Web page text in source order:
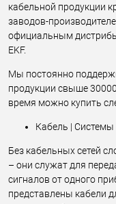
кабельной продукции
заводов-
официальным
EKF.
Мы постоянно
продукции свыше
время можно купить
Кабель | Системы
Без кабельных сетей
– они служат для
сигналов от одного
представлены кабели